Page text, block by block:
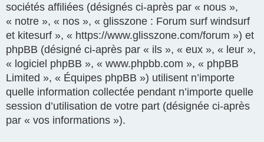
sociétés affiliées (désignés ci-après par « nous »,
« notre », « nos », « glisszone : Forum surf windsurf
et kitesurf », « https://www.glisszone.com/forum ») et
phpBB (désigné ci-après par « ils », « eux », « leur »,
« logiciel phpBB », « www.phpbb.com », « phpBB
Limited », « Équipes phpBB ») utilisent n’importe
quelle information collectée pendant n’importe quelle
session d’utilisation de votre part (désignée ci-après
par « vos informations »).